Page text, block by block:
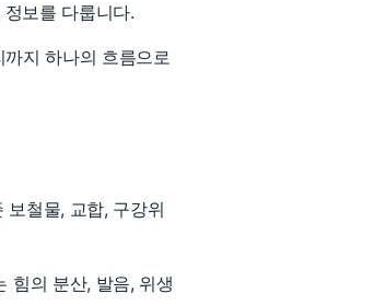
보를 다룹니다.
지 하나의 흐름으로
철물, 교합, 구강위
힘의 분산, 발음, 위생